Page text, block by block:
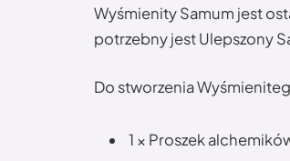
Wyśmienity Samum jest
potrzebny jest Ulepszony
Do stworzenia
1 × Proszek